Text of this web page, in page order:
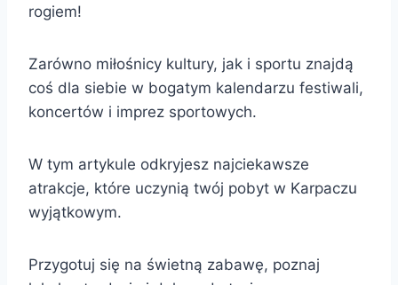
rogiem!
Zarówno miłośnicy kultury, jak i sportu znajdą
coś dla siebie w bogatym kalendarzu festiwali,
koncertów i imprez sportowych.
W tym artykule odkryjesz najciekawsze
atrakcje, które uczynią twój pobyt w Karpaczu
wyjątkowym.
Przygotuj się na świetną zabawę, poznaj